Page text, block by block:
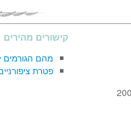
קישורים מהירים
מהם הגורמים
פטרת